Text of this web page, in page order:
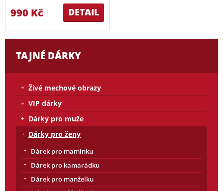
DETAIL
990 Kč
TAJNÉ DÁRKY
Živé mechové obrazy
VIP dárky
Dárky pro muže
Dárky pro ženy
Dárek pro maminku
Dárek pro kamarádku
Dárek pro manželku